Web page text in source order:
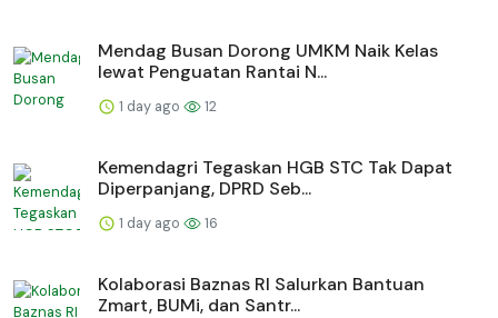
Mendag Busan Dorong UMKM Naik Kelas
lewat Penguatan Rantai N...
1 day ago 12
Kemendagri Tegaskan HGB STC Tak Dapat
Diperpanjang, DPRD Seb...
1 day ago 16
Kolaborasi Baznas RI Salurkan Bantuan
Zmart, BUMi, dan Santr...